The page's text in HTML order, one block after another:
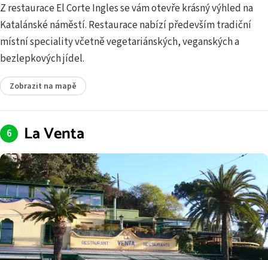
Z restaurace El Corte Ingles se vám otevře krásný výhled na
Katalánské náměstí. Restaurace nabízí především tradiční
místní speciality včetně vegetariánských, veganských a
bezlepkových jídel.
Zobrazit na mapě
La Venta